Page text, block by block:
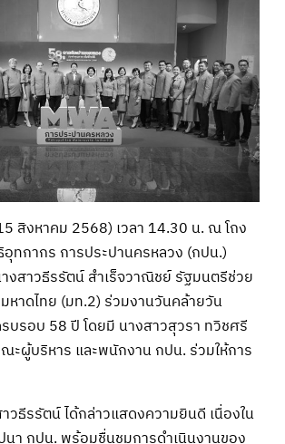
สิงหาคม 2568) เวลา 14.30 น. ณ โถง
ทกากร การประปานครหลวง (กปน.)
งสาวธีรรัตน์ สำเร็จวาณิชย์ รัฐมนตรีช่วย
หาดไทย (มท.2) ร่วมงานวันคล้ายวัน
บรอบ 58 ปี โดยมี นางสาวสุวรา ทวิชศรี
ะผู้บริหาร และพนักงาน กปน. ร่วมให้การ
วธีรรัตน์ ได้กล่าวแสดงความยินดี เนื่องใน